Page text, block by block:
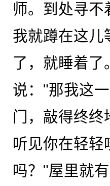
师。到处寻不
我就蹲在这儿
了，就睡着了
说："那我这
门，敲得终终
听见你在轻轻
吗？"屋里就